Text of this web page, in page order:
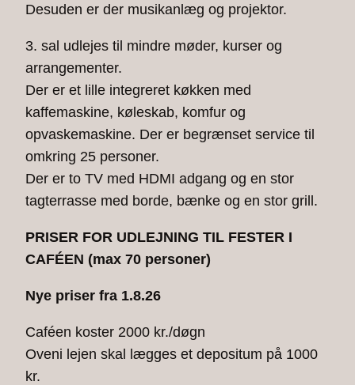
Desuden er der musikanlæg og projektor.
3. sal udlejes til mindre møder, kurser og
arrangementer.
Der er et lille integreret køkken med
kaffemaskine, køleskab, komfur og
opvaskemaskine. Der er begrænset service til
omkring 25 personer.
Der er to TV med HDMI adgang og en stor
tagterrasse med borde, bænke og en stor grill.
PRISER FOR UDLEJNING TIL FESTER I
CAFÉEN (max 70 personer)
Nye priser fra 1.8.26
Caféen koster 2000 kr./døgn
Oveni lejen skal lægges et depositum på 1000
kr.